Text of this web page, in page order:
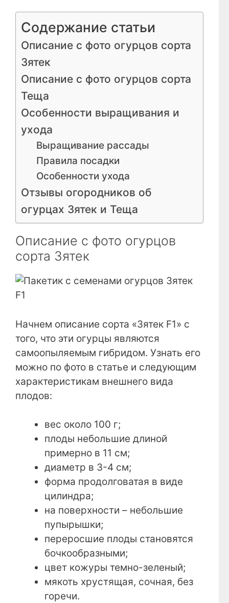
Содержание статьи
Описание с фото огурцов сорта
Зятек
Описание с фото огурцов сорта
Теща
Особенности выращивания и
ухода
Выращивание рассады
Правила посадки
Особенности ухода
Отзывы огородников об
огурцах Зятек и Теща
Описание с фото огурцов
сорта Зятек
Начнем описание сорта «Зятек F1» с
того, что эти огурцы являются
самоопыляемым гибридом. Узнать его
можно по фото в статье и следующим
характеристикам внешнего вида
плодов:
вес около 100 г;
плоды небольшие длиной
примерно в 11 см;
диаметр в 3-4 см;
форма продолговатая в виде
цилиндра;
на поверхности – небольшие
пупырышки;
переросшие плоды становятся
бочкообразными;
цвет кожуры темно-зеленый;
мякоть хрустящая, сочная, без
горечи.